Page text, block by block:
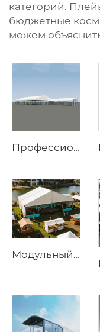
категорий.
бюджетные
можем
Профессиональный производитель свадебных шатров | Европейские стандартные бескаркасные банкетные шатры и прозрачные парниковые шатры для мероприятий
Модульный бескаркасный открытый шатёр | Решение для постоянных и временных событийных сооружений